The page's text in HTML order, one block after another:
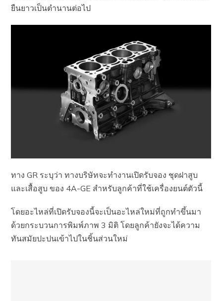
ยืนยาวเป็นตำนานต่อไป
ทาง GR ระบุว่า ทางบริษัทจะทำงานเปิดรับจอง ชุดฝาสูบ
และเสื้อสูบ ของ 4A-GE สำหรับลูกค้าที่ใช้เครื่องยนต์ตัวนี้
โดยอะไหล่ที่เปิดรับจองนี้จะเป็นอะไหล่ใหม่ที่ถูกทำขึ้นมา
ด้วยกระบวนการพิมพ์ภาพ 3 มิติ โดยลูกค้ายังจะได้ความ
ทันสมัยปะปนเข้าไปในชิ้นส่วนใหม่